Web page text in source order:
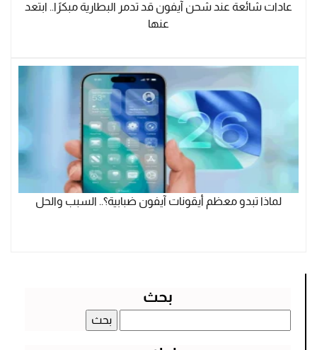
عادات شائعة عند شحن آيفون قد تدمر البطارية مبكرًا.. ابتعد
عنها
لماذا تبدو معظم أيقونات آيفون ضبابية؟.. السبب والحل
بحث
عن: